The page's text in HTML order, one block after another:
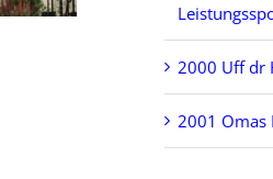
2000 Uff dr
2001